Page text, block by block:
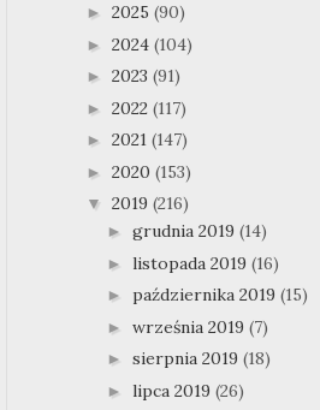
► 2025 (90)
► 2024 (104)
► 2023 (91)
► 2022 (117)
► 2021 (147)
► 2020 (153)
▼ 2019 (216)
► grudnia 2019 (14)
► listopada 2019 (16)
► października 2019 (15)
► września 2019 (7)
► sierpnia 2019 (18)
► lipca 2019 (26)